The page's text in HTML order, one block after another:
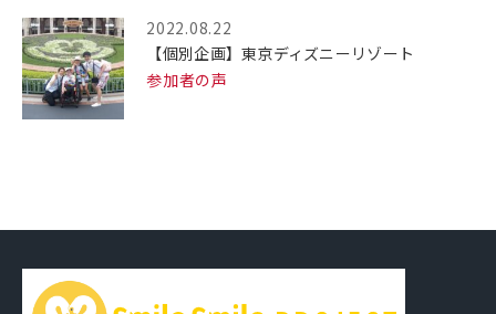
2022.08.22
【個別企画】東京ディズニーリゾート
参加者の声